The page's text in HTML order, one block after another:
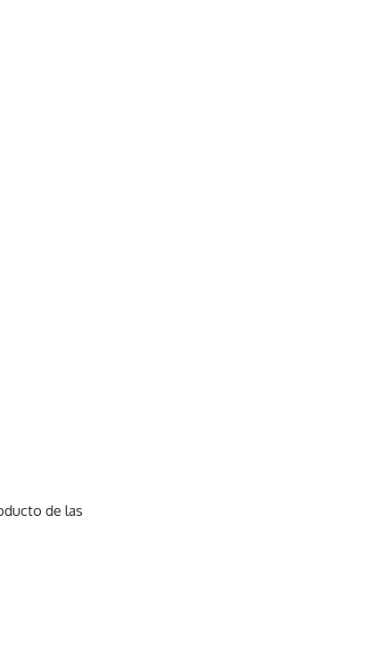
de las